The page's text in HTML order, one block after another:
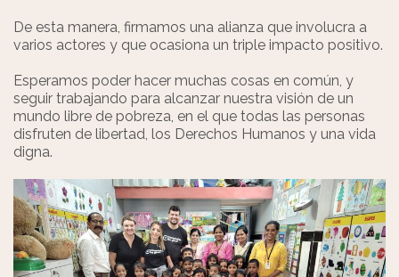
De esta manera, firmamos una alianza que involucra a
varios actores y que ocasiona un triple impacto positivo.
Esperamos poder hacer muchas cosas en común, y
seguir trabajando para alcanzar nuestra visión de un
mundo libre de pobreza, en el que todas las personas
disfruten de libertad, los Derechos Humanos y una vida
digna.